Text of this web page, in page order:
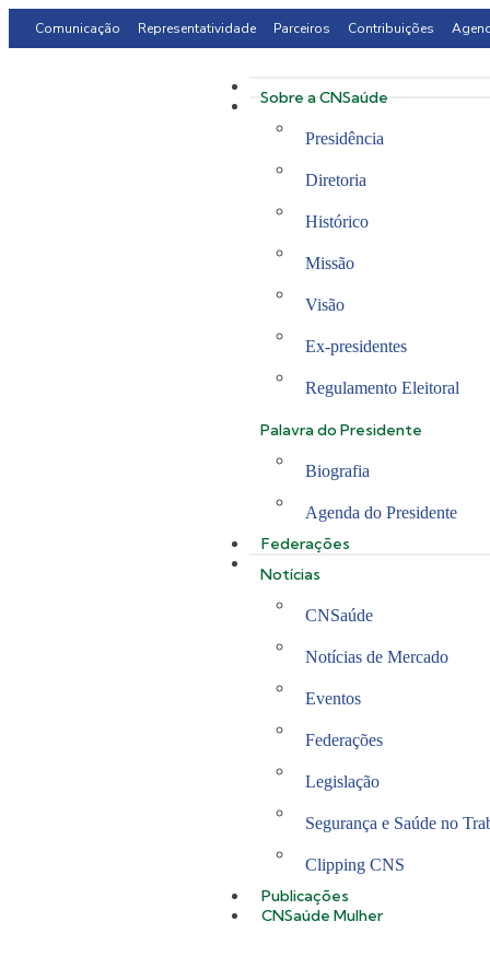
Comunicação Representatividade Parceiros Contribuições
Sobre a CNSaúde
Presidência
Diretoria
Histórico
Missão
Visão
Ex-presidentes
Regulamento Eleitoral
Palavra do Presidente
Biografia
Agenda do Presidente
Federações
Notícias
CNSaúde
Notícias de Mercado
Eventos
Federações
Legislação
Segurança e Saúde no
Clipping CNS
Publicações
CNSaúde Mulher